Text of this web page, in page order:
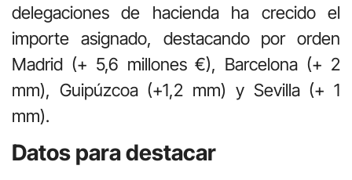
delegaciones de hacienda ha crecido el
importe asignado, destacando por orden
Madrid (+ 5,6 millones €), Barcelona (+ 2
mm), Guipúzcoa (+1,2 mm) y Sevilla (+ 1
mm).
Datos para destacar